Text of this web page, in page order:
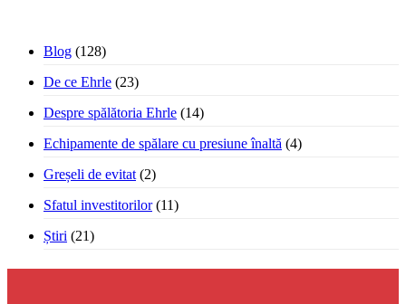
Blog (128)
De ce Ehrle (23)
Despre spălătoria Ehrle (14)
Echipamente de spălare cu presiune înaltă (4)
Greșeli de evitat (2)
Sfatul investitorilor(11)
Știri (21)